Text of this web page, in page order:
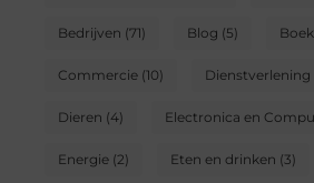
Bedrijven (71) Blog (5)
Commercie(10) Dienstverlening
Dieren (4) Electronica en
Energie(2) Eten en drinken (3)